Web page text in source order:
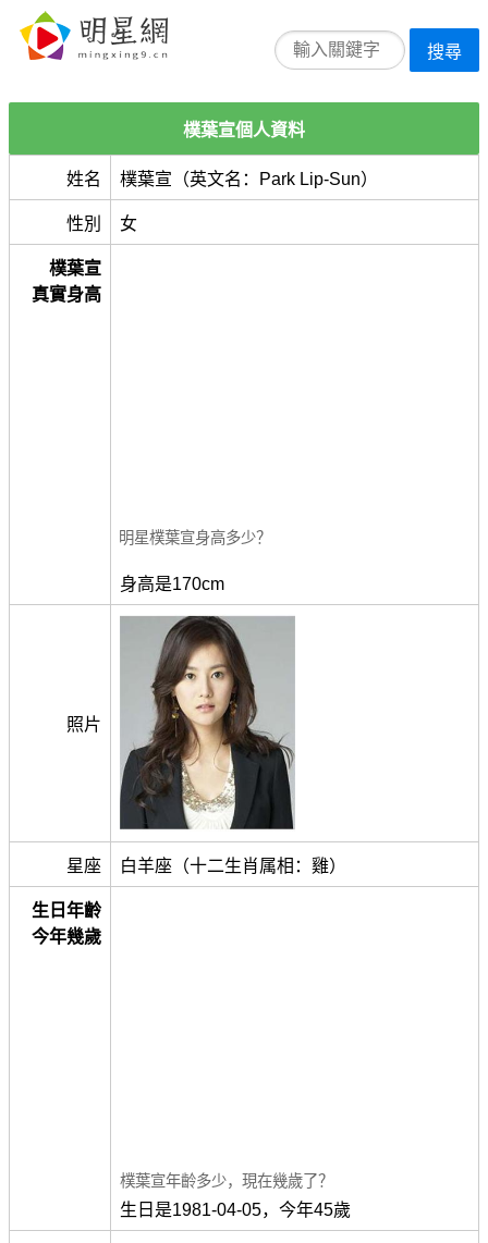
搜尋
樸葉宣個人資料
姓名 樸葉宣（英文名：Park Lip-Sun）
性別 女
樸葉宣
真實身高
明星樸葉宣身高多少？
身高是170cm
照片
星座 白羊座（十二生肖属相：雞）
生日年齡
今年幾歲
樸葉宣年齡多少，現在幾歲了？
生日是1981-04-05，今年45歲